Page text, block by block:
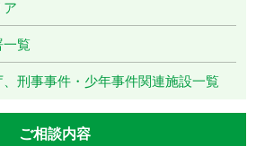
一覧
刑事事件・少年事件関連施設一覧
ご相談内容